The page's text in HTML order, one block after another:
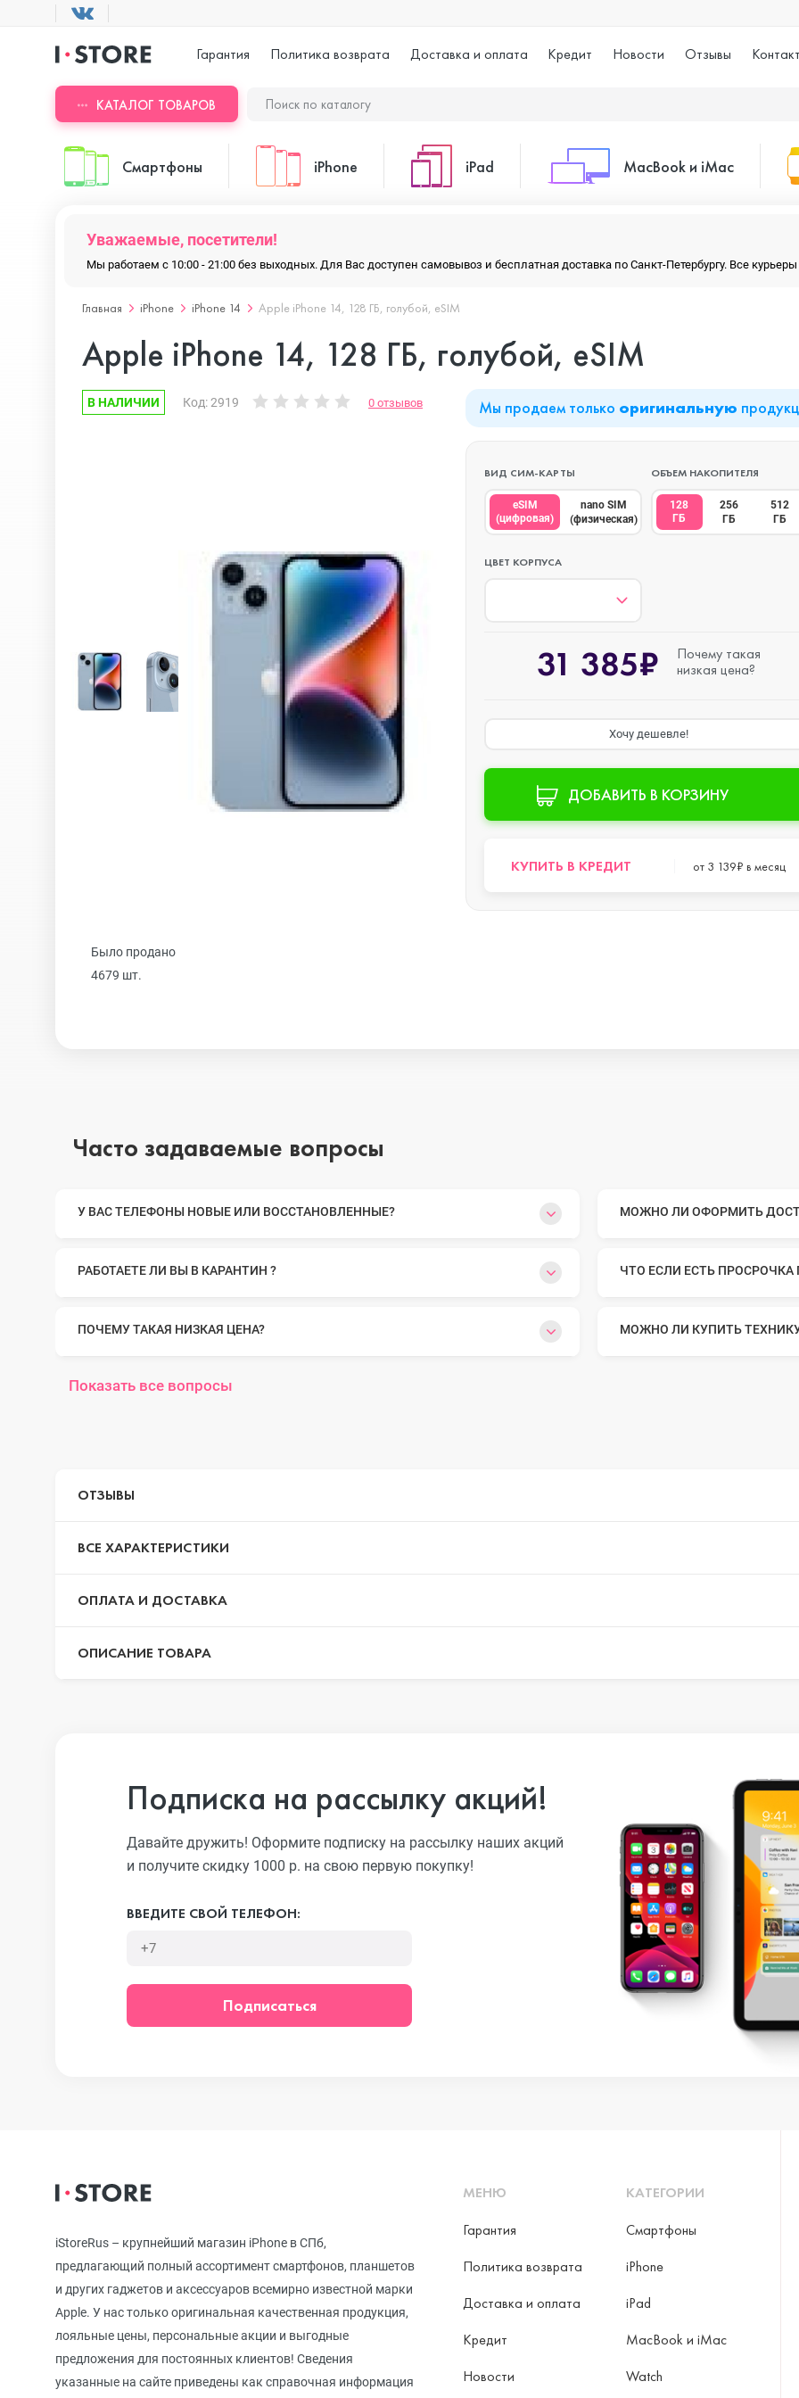
Гарантия Политика возврата Доставка и оплата Кредит Новости Отзывы
КАТАЛОГ ТОВАРОВ
Смартфоны
ASUS
Blackview
OnePlus
Sony
iPhone
iPhone 17 Pro
iPhone 16E
iPhone 16 Pro Max
iPhone 16 Pro
iPhone 16 Plus
iPhone 13 mini
iPhone 12
iPhone 11 Pro
iPhone 11
iPhone XS Max
iPad
iPad Air (2020)
iPad Mini 6 (2021)
iPad Pro 12.9 M1
MacBook и iMac
Macbook Pro
Уважаемые, посетители!
Мы работаем с 10:00 - 21:00 без выходных. Для Вас доступен самовывоз и бесплатная доставка по Санкт-Петербургу. Все
Главная iPhone iPhone 14 Apple iPhone 14, 128 ГБ, голубой, eSIM
Apple iPhone 14, 128 ГБ, голубой, eSIM
В НАЛИЧИИ Код: 2919 0 отзывов Мы продаем только оригинальную
ВИД СИМ-КАРТЫ
eSIM
(цифровая)
nano SIM
(физическая)
ОБЪЕМ НАКОПИТЕЛЯ
128
ГБ
256
ГБ
512
ГБ
ЦВЕТ КОРПУСА
31 385₽
Почему такая
низкая цена?
Хочу дешевле!
ДОБАВИТЬ В КОРЗИНУ
КУПИТЬ В КРЕДИТ от 3 139₽ в месяц
Было продано
4679 шт.
Часто задаваемые вопросы
У ВАС ТЕЛЕФОНЫ НОВЫЕ ИЛИ ВОССТАНОВЛЕННЫЕ?
РАБОТАЕТЕ ЛИ ВЫ В КАРАНТИН ?
ПОЧЕМУ ТАКАЯ НИЗКАЯ ЦЕНА?
МОЖНО ЛИ ОФОРМИТЬ
ЧТО ЕСЛИ ЕСТЬ
МОЖНО ЛИ КУПИТЬ
Показать все вопросы
ОТЗЫВЫ
ВСЕ ХАРАКТЕРИСТИКИ
ОПЛАТА И ДОСТАВКА
ОПИСАНИЕ ТОВАРА
Подписка на рассылку акций!
Давайте дружить! Оформите подписку на рассылку наших акций
и получите скидку 1000 р. на свою первую покупку!
ВВЕДИТЕ СВОЙ ТЕЛЕФОН:
Подписаться
iStoreRus – крупнейший магазин iPhone в СПб,
предлагающий полный ассортимент смартфонов, планшетов
и других гаджетов и аксессуаров всемирно известной марки
Apple. У нас только оригинальная качественная продукция,
лояльные цены, персональные акции и выгодные
предложения для постоянных клиентов! Сведения
указанные на сайте приведены как справочная информация
МЕНЮ
Гарантия
Политика возврата
Доставка и оплата
Кредит
Новости
КАТЕГОРИИ
Смартфоны
iPhone
iPad
MacBook и iMac
Watch